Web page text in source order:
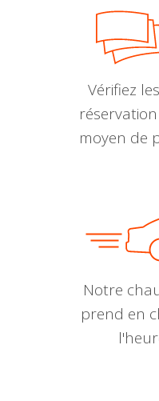
Vérifiez
moyen de
Notre
prend en